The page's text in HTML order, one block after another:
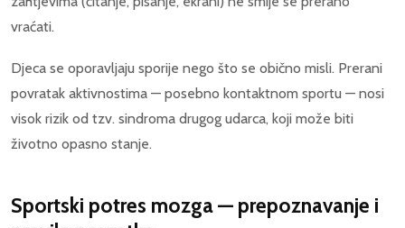
vraćati.
Djeca se oporavljaju sporije nego što se obično misli. Prerani
povratak aktivnostima — posebno kontaktnom sportu — nosi
visok rizik od tzv. sindroma drugog udarca, koji može biti
životno opasno stanje.
Sportski potres mozga — prepoznavanje i